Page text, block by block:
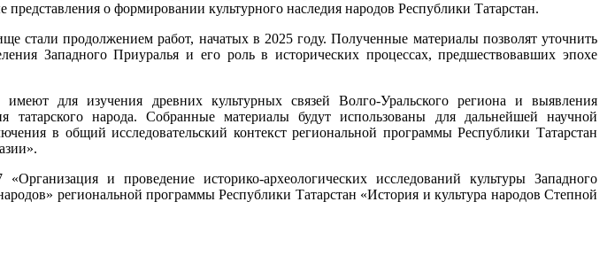
о формировании культурного наследия народов Республики Татарстан.
стали продолжением работ, начатых в 2025 году. Полученные материалы позволят уточнить
Западного Приуралья и его роль в исторических процессах, предшествовавших эпохе
имеют для изучения древних культурных связей Волго-Уральского региона и выявления
татарского народа. Собранные материалы будут использованы для дальнейшей научной
в общий исследовательский контекст региональной программы Республики Татарстан
и проведение историко-археологических исследований культуры Западного
региональной программы Республики Татарстан «История и культура народов Степной